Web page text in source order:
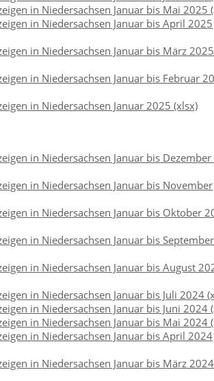
in Niedersachsen Januar bis Mai 2025
in Niedersachsen Januar bis April 2025
in Niedersachsen Januar bis März 2025
in Niedersachsen Januar bis Februar
in Niedersachsen Januar 2025 (xlsx)
in Niedersachsen Januar bis
in Niedersachsen Januar bis November
in Niedersachsen Januar bis Oktober
in Niedersachsen Januar bis September
in Niedersachsen Januar bis August
in Niedersachsen Januar bis Juli 2024
in Niedersachsen Januar bis Juni 2024
in Niedersachsen Januar bis Mai 2024
in Niedersachsen Januar bis April 2024
in Niedersachsen Januar bis März 2024